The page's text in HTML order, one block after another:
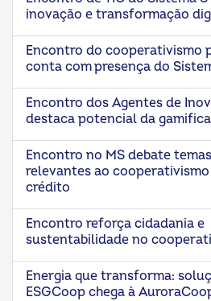
inovação e transformação
Encontro do cooperativismo
conta com presença do
Encontro dos Agentes de
destaca potencial da
Encontro no MS debate temas
relevantes ao
crédito
Encontro reforça cidadania e
sustentabilidade no
Energia que transforma:
ESGCoop chega à